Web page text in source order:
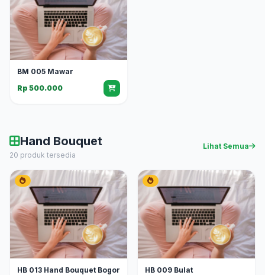
BM 005 Mawar
Rp 500.000
Hand Bouquet
20 produk tersedia
Lihat Semua
HB 013 Hand Bouquet Bogor
HB 009 Bulat